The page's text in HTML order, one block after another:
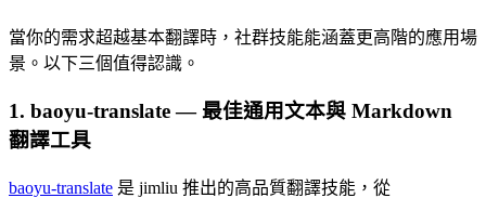
當你的需求超越基本翻譯時，社群技能能涵蓋更高階的應用場
景。以下三個值得認識。
1. baoyu-translate — 最佳通用文本與 Markdown
翻譯工具
baoyu-translate 是 jimliu 推出的高品質翻譯技能，從